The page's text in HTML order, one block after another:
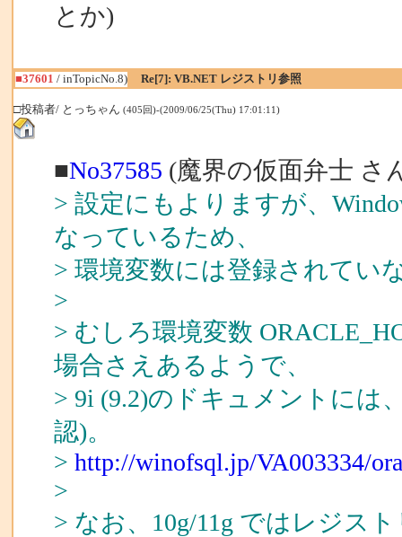
とか)
■37601 / inTopicNo.8) Re[7]: VB.NET レジストリ参照
□投稿者/ とっちゃん (405回)-(2009/06/25(Thu) 17:01:11)
■No37585 (魔界の仮面弁士 さ
> 設定にもよりますが、
なっているため、
> 環境変数には登録されてい
>
> むしろ環境変数
場合さえあるようで、
> 9i (9.2)のドキュメントには
認)。
> http://winofsql.jp/VA003334/
>
> なお、10g/11g ではレジス